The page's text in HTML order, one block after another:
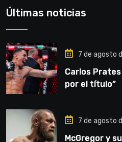
Últimas noticias
7 de agosto
Carlos
por el título”
7 de agosto
McGregor y